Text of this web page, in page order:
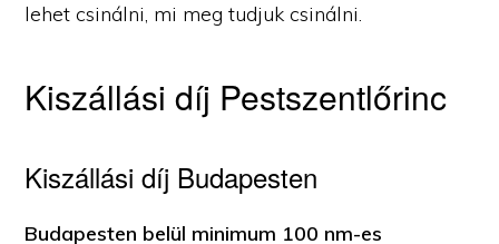
lehet csinálni, mi meg tudjuk csinálni.
Kiszállási díj Pestszentlőrinc
Kiszállási díj Budapesten
Budapesten belül minimum 100 nm-es